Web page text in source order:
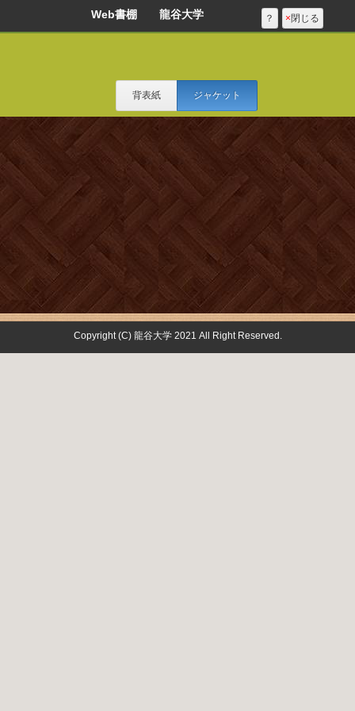
Web書棚 龍谷大学 ×閉じる
？
背表紙 ジャケット
Copyright (C) 龍谷大学 2021 All Right Reserved.